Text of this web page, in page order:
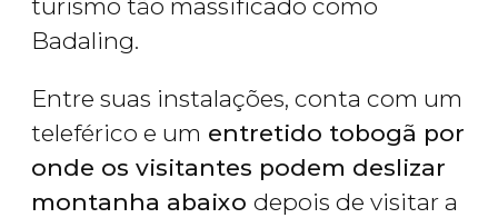
turismo tão massificado como
Badaling.
Entre suas instalações, conta com um
teleférico e um entretido tobogã por
onde os visitantes podem deslizar
montanha abaixo depois de visitar a